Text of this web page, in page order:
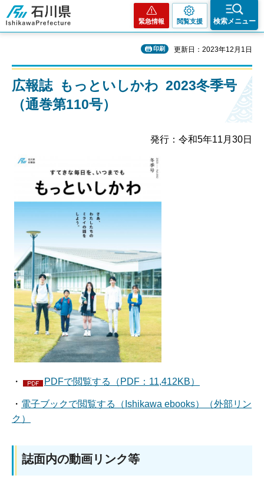
石川県
緊急情報 閲覧支援 検索メニュー
印刷 更新日：2023年12月1日
広報誌 もっといしかわ 2023冬季号
（通巻第110号）
発行：令和5年11月30日
・ PDFで閲覧する（PDF：11,412KB）
・ 電子ブックで閲覧する（Ishikawa ebooks）（外部リン
ク）
誌面内の動画リンク等